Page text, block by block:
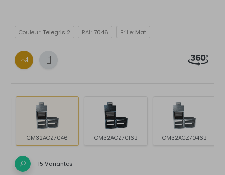
Couleur: Telegris 2 RAL:7046 Brille: Mat
CM32ACZ7046 CM32ACZ7016B CM32ACZ7046B
15 Variantes